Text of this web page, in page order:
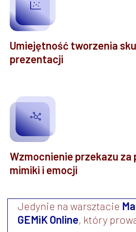
Umiejętność tworzenia
prezentacji
Wzmocnienie przekazu za
mimiki i emocji
Jedynie na warsztacie
GEMiK Online, który